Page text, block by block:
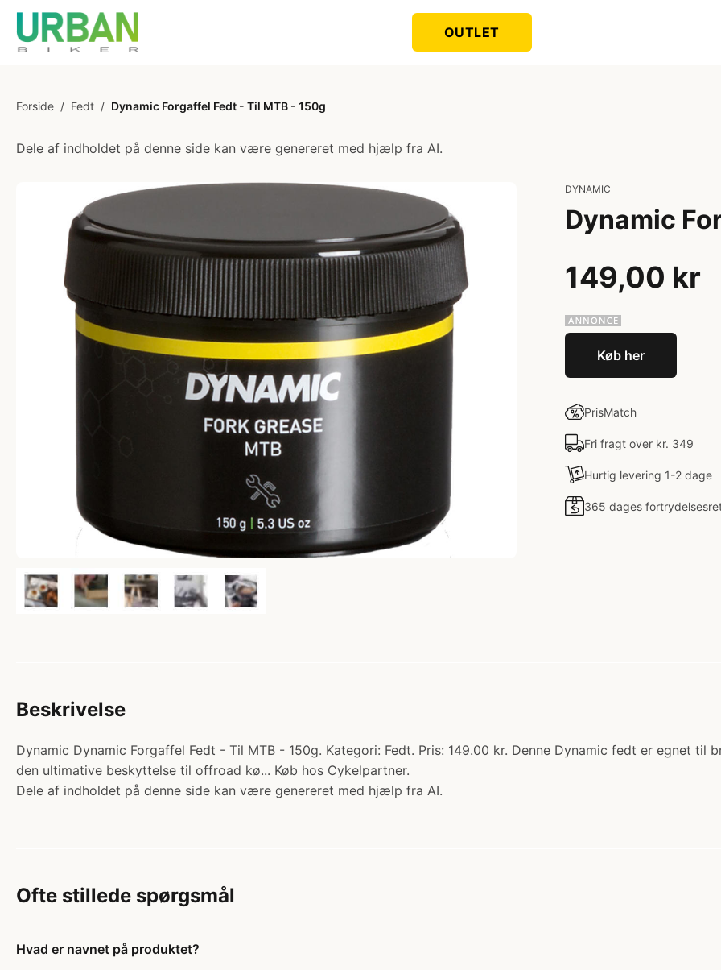
OUTLET
Forside / Fedt / Dynamic Forgaffel Fedt - Til MTB - 150g
Dele af indholdet på denne side kan være genereret med hjælp fra AI.
DYNAMIC
Dynamic
149,00 kr
Køb her
PrisMatch
Fri fragt over kr. 349
Hurtig levering 1-2 dage
365 dages
Beskrivelse
Dynamic Dynamic Forgaffel Fedt - Til MTB - 150g. Kategori: Fedt. Pris: 149.00 kr. Denne Dynamic fedt er egnet
den ultimative beskyttelse til offroad kø... Køb hos Cykelpartner.
Dele af indholdet på denne side kan være genereret med hjælp fra AI.
Ofte stillede spørgsmål
Hvad er navnet på produktet?